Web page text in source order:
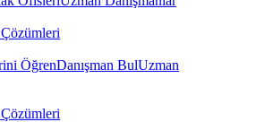
ÖğrenDanışman BulUzman